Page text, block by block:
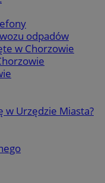
odpadów
w Chorzowie
w Urzędzie Miasta?